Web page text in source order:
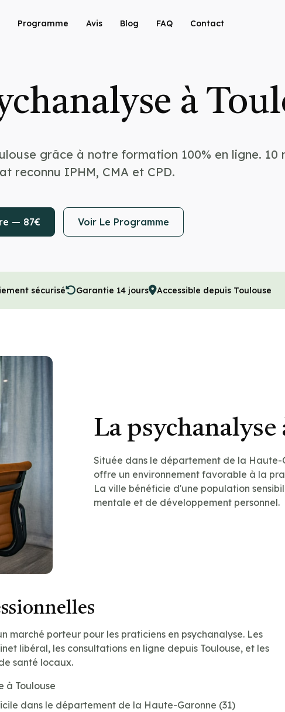
Programme Avis Blog FAQ Contact
à
grâce à notre formation 100% en ligne. 10
reconnu IPHM, CMA et CPD.
— 87€ Voir Le Programme
sécurisé Garantie 14 jours Accessible depuis Toulouse
La psychanalyse
Située dans le département de la Haute-
offre un environnement favorable à la
La ville bénéficie d'une population
mentale et de développement personnel.
marché porteur pour les praticiens en psychanalyse. Les
libéral, les consultations en ligne depuis Toulouse, et les
santé locaux.
à Toulouse
dans le département de la Haute-Garonne (31)